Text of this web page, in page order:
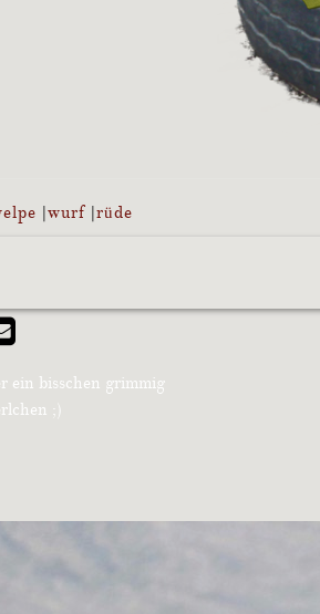
|wurf |rüde
ein bisschen grimmig
;)